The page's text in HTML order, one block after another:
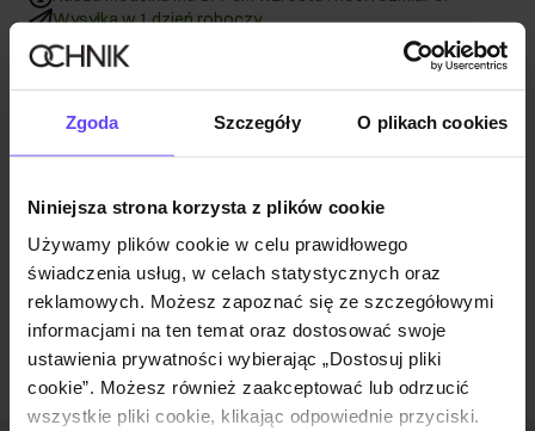
Zgoda Szczegóły O plikach cookies
Niniejsza strona korzysta z plików cookie
Używamy plików cookie w celu prawidłowego
świadczenia usług, w celach statystycznych oraz
reklamowych. Możesz zapoznać się ze szczegółowymi
informacjami na ten temat oraz dostosować swoje
ustawienia prywatności wybierając „Dostosuj pliki
cookie”. Możesz również zaakceptować lub odrzucić
wszystkie pliki cookie, klikając odpowiednie przyciski.
Wysyłka w 1 dzień roboczy
Opis produktu
Szczegóły
Skład i wymiary
Opinie